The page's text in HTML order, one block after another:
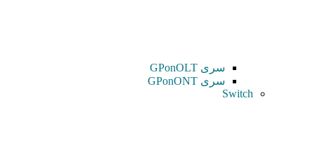
سری GPonOLT
سری GPonONT
Switch